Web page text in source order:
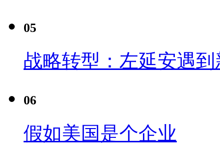
05
战略转型：左延安遇
06
假如美国是个企业